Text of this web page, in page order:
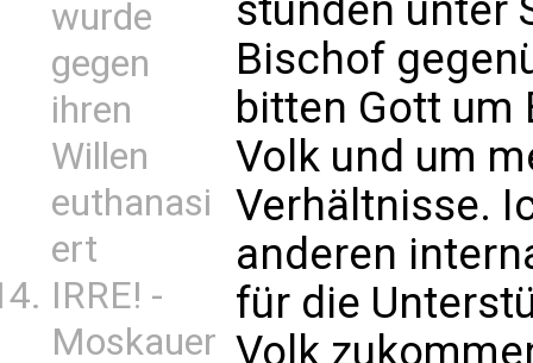
wurde
gegen
ihren
Willen
euthanasi
ert
IRRE! -
Moskauer
Bischof
bitten Gott
Volk und um
Verhältnisse.
anderen
für die
Volk